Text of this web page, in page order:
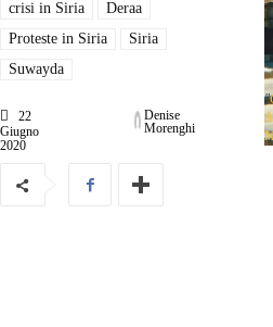
crisi in Siria
Deraa
Proteste in Siria
Siria
Suwayda
22
Giugno
2020
Denise
Morenghi
"